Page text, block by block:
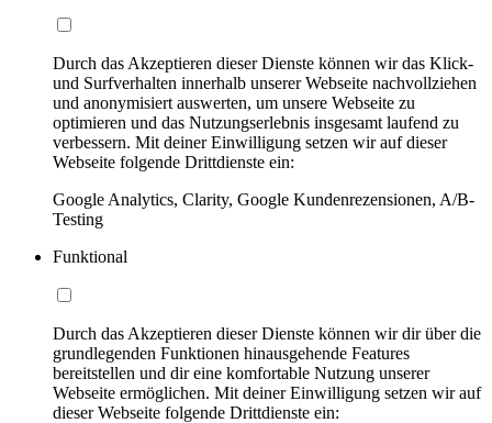
Durch das Akzeptieren dieser Dienste können wir das Klick-
und Surfverhalten innerhalb unserer Webseite nachvollziehen
und anonymisiert auswerten, um unsere Webseite zu
optimieren und das Nutzungserlebnis insgesamt laufend zu
verbessern. Mit deiner Einwilligung setzen wir auf dieser
Webseite folgende Drittdienste ein:
Google Analytics, Clarity, Google Kundenrezensionen, A/B-
Testing
Funktional
Durch das Akzeptieren dieser Dienste können wir dir über die
grundlegenden Funktionen hinausgehende Features
bereitstellen und dir eine komfortable Nutzung unserer
Webseite ermöglichen. Mit deiner Einwilligung setzen wir auf
dieser Webseite folgende Drittdienste ein: